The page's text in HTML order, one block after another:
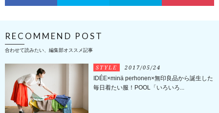
RECOMMEND POST
合わせて読みたい、編集部オススメ記事
STYLE 2017/05/24
IDÉE×minä perhonen×無印良品から誕生した
毎日着たい服！POOL「いろいろ...